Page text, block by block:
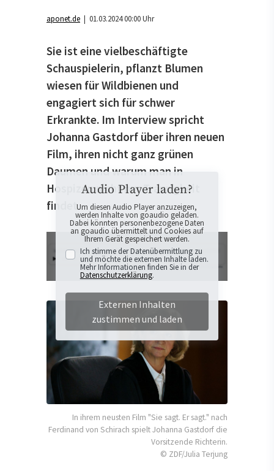
aponet.de | 01.03.2024 00:00 Uhr
Sie ist eine vielbeschäftigte
Schauspielerin, pflanzt Blumen
wiesen für Wildbienen und
engagiert sich für schwer
Erkrankte. Im Interview spricht
Johanna Gastdorf über ihren neuen
Film, ihren nicht ganz grünen
Daumen und warum man in
Hospizen nicht nur Traurigkeit
findet.
Audio Player laden?
Um diesen Audio Player anzuzeigen,
werden Inhalte von goaudio geladen.
Dabei könnten personenbezogene Daten
an goaudio übermittelt und Cookies auf
Ihrem Gerät gespeichert werden.
Ich stimme der Datenübermittlung zu
und möchte die externen Inhalte laden.
Mehr Informationen finden Sie in der
Datenschutzerklärung.
Externen Inhalten
zustimmen und laden
In ihrem neusten Film "Sie sagt. Er sagt." nach
Ferdinand von Schirach spielt Johanna Gastdorf die
Vorsitzende Richterin.
© ZDF/Julia Terjung